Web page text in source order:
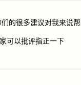
的很多建议对我来说帮
可以批评指正一下